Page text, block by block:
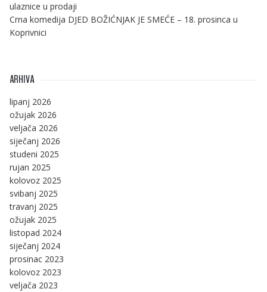
ulaznice u prodaji
Crna komedija DJED BOŽIĆNJAK JE SMEĆE – 18. prosinca u
Koprivnici
ARHIVA
lipanj 2026
ožujak 2026
veljača 2026
siječanj 2026
studeni 2025
rujan 2025
kolovoz 2025
svibanj 2025
travanj 2025
ožujak 2025
listopad 2024
siječanj 2024
prosinac 2023
kolovoz 2023
veljača 2023